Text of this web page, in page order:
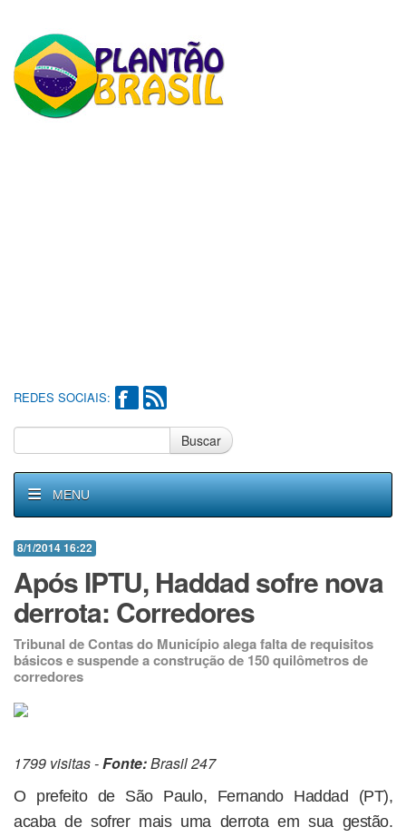
REDES SOCIAIS:
Buscar
MENU
8/1/2014 16:22
Após IPTU, Haddad sofre nova
derrota: Corredores
Tribunal de Contas do Município alega falta de requisitos
básicos e suspende a construção de 150 quilômetros de
corredores
1799 visitas -Fonte:Brasil 247
O prefeito de São Paulo, Fernando Haddad (PT),
acaba de sofrer mais uma derrota em sua gestão.